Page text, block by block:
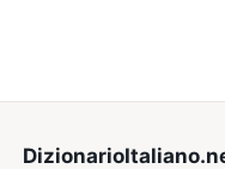
DizionarioItaliano